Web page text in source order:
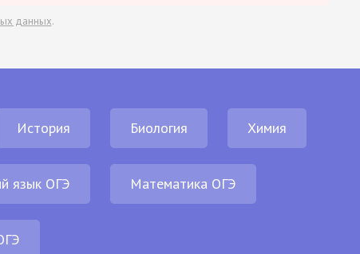
данных.
История Биология Химия
язык ОГЭ Математика ОГЭ